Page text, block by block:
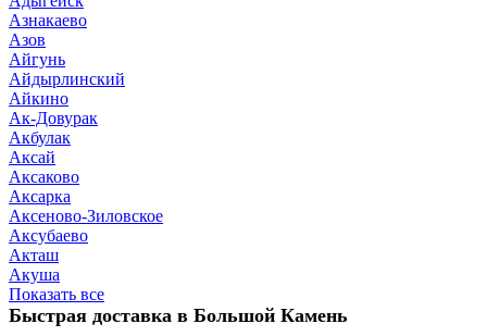
Азнакаево
Азов
Айгунь
Айдырлинский
Айкино
Ак-Довурак
Акбулак
Аксай
Аксаково
Аксарка
Аксеново-Зиловское
Аксубаево
Акташ
Акуша
Показать все
Быстрая доставка в Большой Камень